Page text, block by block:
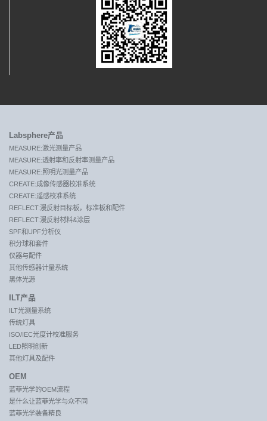
Labsphere产品
MEASURE:激光测量产品
MEASURE:透射率和反射率测量产品
MEASURE:照明光测量产品
CREATE:成像传感器校准系统
CREATE:遥感校准系统
REFLECT:漫反射目标板，标准板和配件
REFLECT:漫反射材料&涂层
SPF和UPF分析仪
积分球和套件
仪器与配件
其他传感器计量系统
黑体光源
ILT产品
ILT光测量系统
传统灯具
ISO/IEC光度计校准服务
LED照明创新
其他灯具及配件
OEM
蓝菲光学的OEM流程
是什么让蓝菲光学与众不同
蓝菲光学装备精良